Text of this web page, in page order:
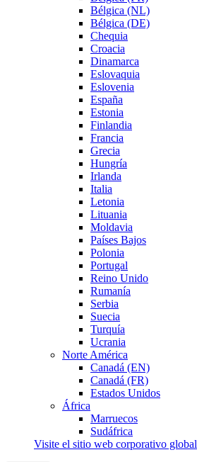
Bélgica (NL)
Bélgica (DE)
Chequia
Croacia
Dinamarca
Eslovaquia
Eslovenia
España
Estonia
Finlandia
Francia
Grecia
Hungría
Irlanda
Italia
Letonia
Lituania
Moldavia
Países Bajos
Polonia
Portugal
Reino Unido
Rumanía
Serbia
Suecia
Turquía
Ucrania
Norte América
Canadá (EN)
Canadá (FR)
Estados Unidos
África
Marruecos
Sudáfrica
Visite el sitio web corporativo global